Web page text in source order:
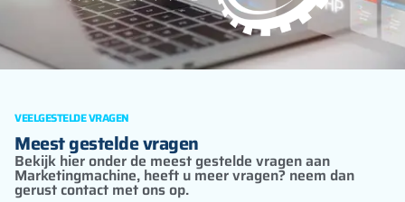
VEELGESTELDE VRAGEN
Meest gestelde vragen
Bekijk hier onder de meest gestelde vragen aan
Marketingmachine, heeft u meer vragen? neem dan
gerust contact met ons op.